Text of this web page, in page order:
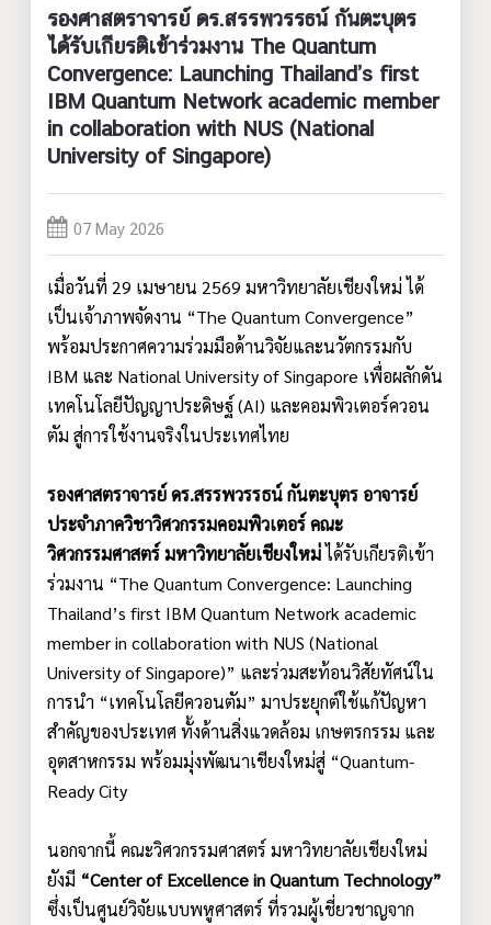
รองศาสตราจารย์ ดร.สรรพวรรธน์ กันตะบุตร
ได้รับเกียรติเข้าร่วมงาน The Quantum
Convergence: Launching Thailand’s first
IBM Quantum Network academic member
in collaboration with NUS (National
University of Singapore)
07 May 2026
เมื่อวันที่ 29 เมษายน 2569 มหาวิทยาลัยเชียงใหม่ ได้
เป็นเจ้าภาพจัดงาน “The Quantum Convergence”
พร้อมประกาศความร่วมมือด้านวิจัยและนวัตกรรมกับ
IBM และ National University of Singapore เพื่อผลักดัน
เทคโนโลยีปัญญาประดิษฐ์ (AI) และคอมพิวเตอร์ควอน
ตัม สู่การใช้งานจริงในประเทศไทย
รองศาสตราจารย์ ดร.สรรพวรรธน์ กันตะบุตร อาจารย์
ประจำภาควิชาวิศวกรรมคอมพิวเตอร์ คณะ
วิศวกรรมศาสตร์ มหาวิทยาลัยเชียงใหม่ได้รับเกียรติเข้า
ร่วมงาน “The Quantum Convergence: Launching
Thailand’s first IBM Quantum Network academic
member in collaboration with NUS (National
University of Singapore)” และร่วมสะท้อนวิสัยทัศน์ใน
การนำ “เทคโนโลยีควอนตัม” มาประยุกต์ใช้แก้ปัญหา
สำคัญของประเทศ ทั้งด้านสิ่งแวดล้อม เกษตรกรรม และ
อุตสาหกรรม พร้อมมุ่งพัฒนาเชียงใหม่สู่ “Quantum-
Ready City
นอกจากนี้ คณะวิศวกรรมศาสตร์ มหาวิทยาลัยเชียงใหม่
ยังมี “Center of Excellence in Quantum Technology”
ซึ่งเป็นศูนย์วิจัยแบบพหูศาสตร์ ที่รวมผู้เชี่ยวชาญจาก